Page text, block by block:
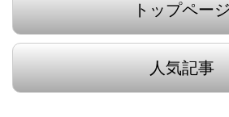
トップページ
人気記事